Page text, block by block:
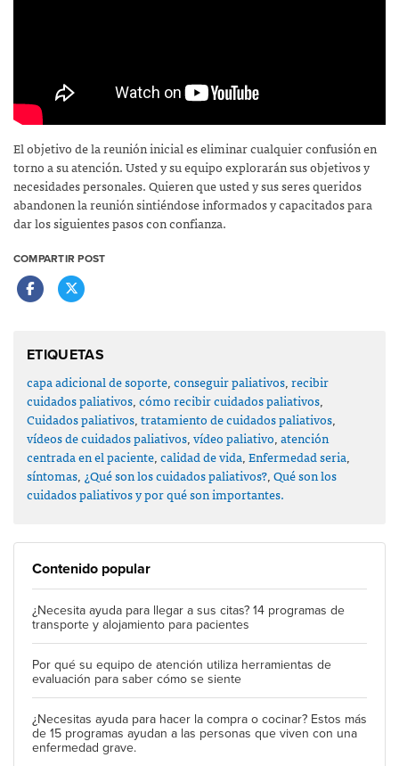
El objetivo de la reunión inicial es eliminar cualquier confusión en
torno a su atención. Usted y su equipo explorarán sus objetivos y
necesidades personales. Quieren que usted y sus seres queridos
abandonen la reunión sintiéndose informados y capacitados para
dar los siguientes pasos con confianza.
COMPARTIR POST
ETIQUETAS
capa adicional de soporte,conseguir paliativos,recibir
cuidados paliativos,cómo recibir cuidados paliativos,
Cuidados paliativos,tratamiento de cuidados paliativos,
vídeos de cuidados paliativos,vídeo paliativo,atención
centrada en el paciente,calidad de vida,Enfermedad seria,
síntomas, ¿Qué son los cuidados paliativos?,Qué son los
cuidados paliativos y por qué son importantes.
Contenido popular
¿Necesita ayuda para llegar a sus citas? 14 programas de
transporte y alojamiento para pacientes
Por qué su equipo de atención utiliza herramientas de
evaluación para saber cómo se siente
¿Necesitas ayuda para hacer la compra o cocinar? Estos más
de 15 programas ayudan a las personas que viven con una
enfermedad grave.